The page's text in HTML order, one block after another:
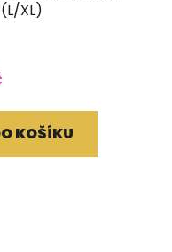
XL)
KOŠÍKU